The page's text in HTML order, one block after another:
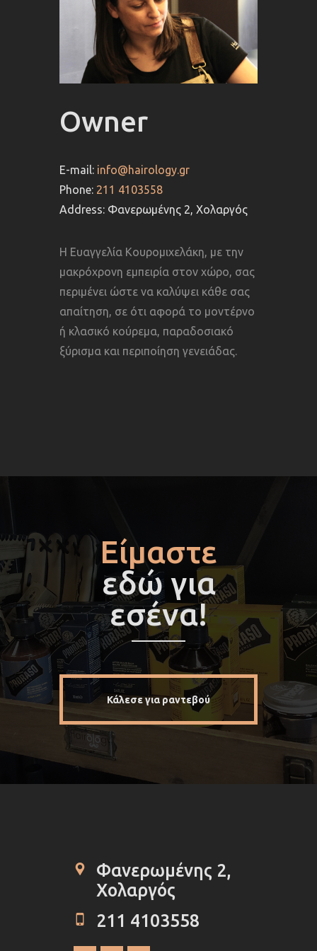
Owner
E-mail: info@hairology.gr
Phone: 211 4103558
Address: Φανερωμένης 2, Χολαργός
Η Ευαγγελία Κουρομιχελάκη, με την
μακρόχρονη εμπειρία στον χώρο, σας
περιμένει ώστε να καλύψει κάθε σας
απαίτηση, σε ότι αφορά το μοντέρνο
ή κλασικό κούρεμα, παραδοσιακό
ξύρισμα και περιποίηση γενειάδας.
Είμαστε
εδώ για
εσένα!
Κάλεσε για ραντεβού
Φανερωμένης 2,
Χολαργός
211 4103558